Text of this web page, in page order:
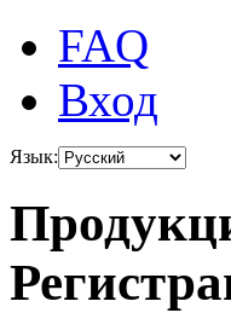
FAQ
Вход
Язык: